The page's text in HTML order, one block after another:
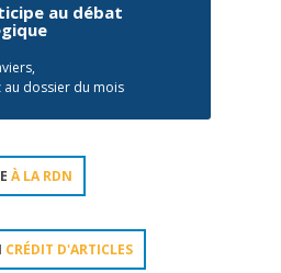
au débat
au dossier du mois
À LA RDN
CRÉDIT D'ARTICLES